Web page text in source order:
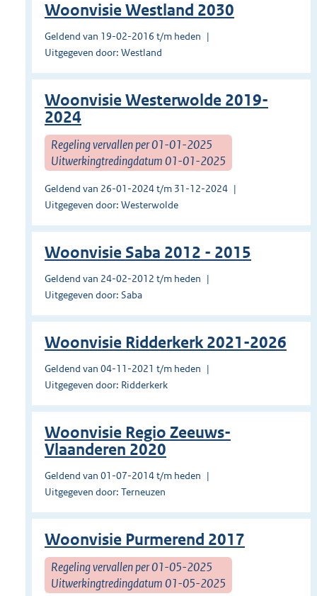
Woonvisie Westland 2030
Geldend van 19-02-2016 t/m heden
Uitgegeven door: Westland
Woonvisie Westerwolde 2019-
2024
Regeling vervallen per 01-01-2025
Uitwerkingtredingdatum 01-01-2025
Geldend van 26-01-2024 t/m 31-12-2024
Uitgegeven door: Westerwolde
Woonvisie Saba 2012 - 2015
Geldend van 24-02-2012 t/m heden
Uitgegeven door: Saba
Woonvisie Ridderkerk 2021-2026
Geldend van 04-11-2021 t/m heden
Uitgegeven door: Ridderkerk
Woonvisie Regio Zeeuws-
Vlaanderen 2020
Geldend van 01-07-2014 t/m heden
Uitgegeven door: Terneuzen
Woonvisie Purmerend 2017
Regeling vervallen per 01-05-2025
Uitwerkingtredingdatum 01-05-2025